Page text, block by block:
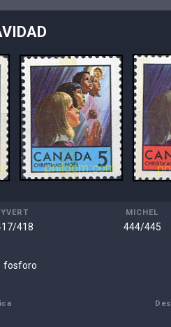
YVERT
418
MICHEL
444/445
fosforo